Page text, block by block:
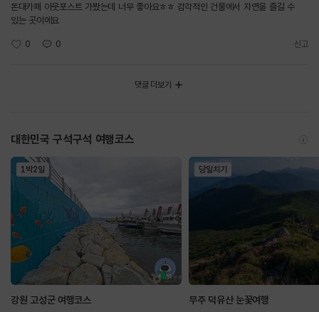
돈대카페 아웃포스트 가봤는데 너무 좋아요ㅎㅎ 감각적인 건물에서 자연을 즐길 수
있는 곳이에요
0 0 신고
댓글 더보기
대한민국 구석구석 여행코스
1박2일
강원 고성군 여행코스
당일치기
무주 덕유산 눈꽃여행